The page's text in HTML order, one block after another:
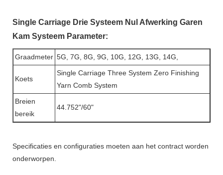
Single Carriage Drie Systeem Nul Afwerking Garen
Kam Systeem Parameter:
Graadmeter 5G, 7G, 8G, 9G, 10G, 12G, 13G, 14G,
Koets
Single Carriage Three System Zero Finishing
Yarn Comb System
Breien
bereik
44.752"/60"
Specificaties en configuraties moeten aan het contract worden
onderworpen.